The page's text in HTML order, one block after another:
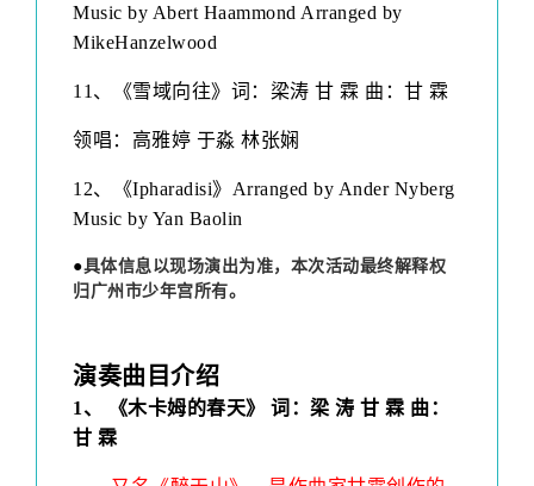
Music by Abert Haammond Arranged by
MikeHanzelwood
11 、《雪域向往》 词：梁涛 甘 霖 曲：甘 霖
领唱：高雅婷 于淼 林张娴
12、 《Ipharadisi》 Arranged by Ander Nyberg
Music by Yan Baolin
●具体信息以现场演出为准，本次活动最终解释权
归广州市少年宫所有。
演奏曲目介绍
1、
《木卡姆的春天》 词：梁 涛 甘 霖 曲：
甘 霖